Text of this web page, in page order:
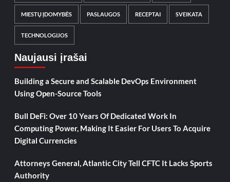
MIESTŲ ĮDOMYBĖS PASLAUGOS RECEPTAI SVEIKATA
TECHNOLOGIJOS
Naujausi įrašai
Building a Secure and Scalable DevOps Environment
Using Open-Source Tools
Bull DeFi: Over 10 Years Of Dedicated Work In
Computing Power, Making It Easier For Users To Acquire
Digital Currencies
Attorneys General, Atlantic City Tell CFTC It Lacks Sports
Authority